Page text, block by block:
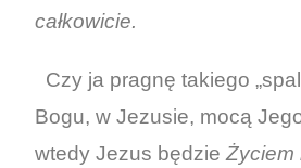
całkowicie.
Czy ja pragnę takiego
Bogu, w Jezusie, mocą
wtedy Jezus będzieŻyciem